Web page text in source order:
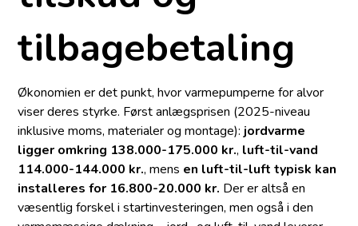
tilbagebetaling
Økonomien er det punkt, hvor varmepumperne for alvor
viser deres styrke. Først anlægsprisen (2025-­niveau
inklusive moms, materialer og montage): jordvarme
ligger omkring 138.000-175.000 kr., luft-til-vand
114.000-144.000 kr., mens en luft-til-luft typisk kan
installeres for 16.800-20.000 kr. Der er altså en
væsentlig forskel i start­investeringen, men også i den